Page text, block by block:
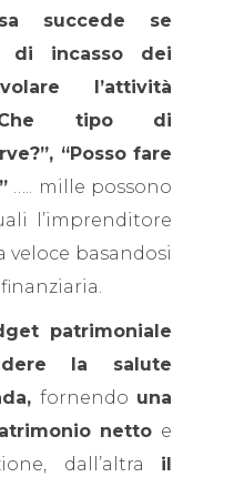
succede se
di incasso dei
l’attività
tipo di
“Posso fare
….. mille possono
l’imprenditore
veloce basandosi
patrimoniale
la salute
fornendo una
netto e
dall’altra il